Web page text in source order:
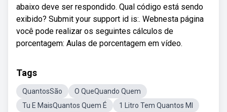
abaixo deve ser respondido. Qual código está sendo
exibido? Submit your support id is:. Webnesta página
você pode realizar os seguintes cálculos de
porcentagem: Aulas de porcentagem em vídeo.
Tags
QuantosSão
O QueQuando Quem
Tu E MaisQuantos Quem É
1 Litro Tem Quantos Ml